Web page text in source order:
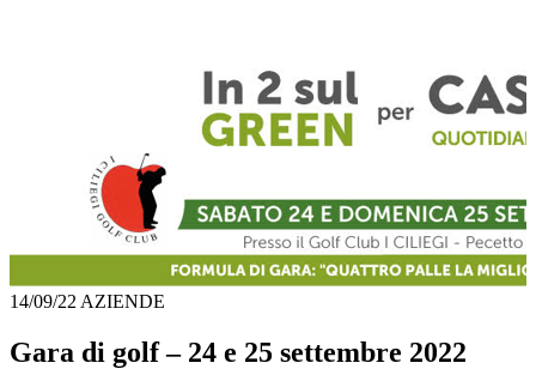
14/09/22 AZIENDE
Gara di golf – 24 e 25 settembre 2022